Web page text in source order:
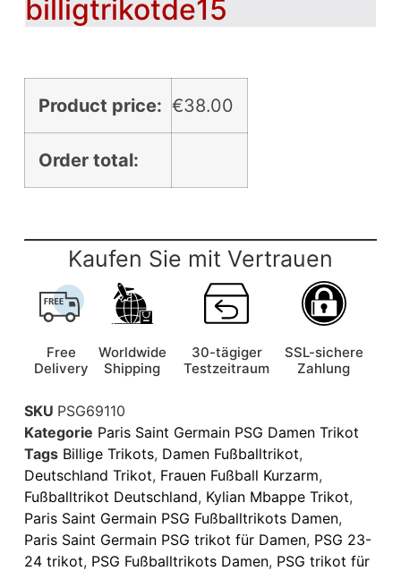
billigtrikotde15
Product price: €38.00
Order total:
Kaufen Sie mit Vertrauen
Free
Delivery
Worldwide
Shipping
30-tägiger
Testzeitraum
SSL-sichere
Zahlung
SKU PSG69110
Kategorie Paris Saint Germain PSG Damen Trikot
Tags Billige Trikots, Damen Fußballtrikot,
Deutschland Trikot, Frauen Fußball Kurzarm,
Fußballtrikot Deutschland, Kylian Mbappe Trikot,
Paris Saint Germain PSG Fußballtrikots Damen,
Paris Saint Germain PSG trikot für Damen, PSG 23-
24 trikot, PSG Fußballtrikots Damen, PSG trikot für